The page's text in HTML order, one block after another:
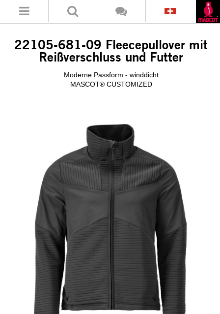
22105-681-09 Fleecepullover mit
Reißverschluss und Futter
Moderne Passform - winddicht
MASCOT® CUSTOMIZED